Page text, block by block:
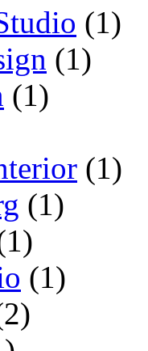
(1)
(1)
(1)
(1)
(1)
(1)